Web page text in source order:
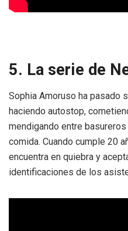
5. La serie de
Sophia Amoruso ha pasado
haciendo autostop,
mendigando entre
comida. Cuando cumple 20
encuentra en quiebra y
identificaciones de los